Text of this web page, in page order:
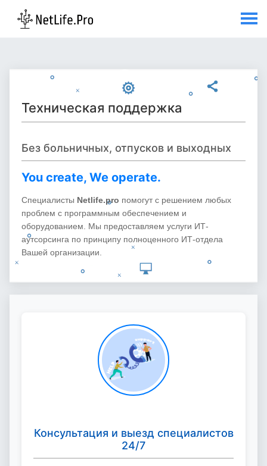
Техническая поддержка
Без больничных, отпусков и выходных
You create, We operate.
Специалисты Netlife.pro помогут с решением любых
проблем с программным обеспечением и
оборудованием. Мы предоставляем услуги ИТ-
аутсорсинга по принципу полноценного ИТ-отдела
Вашей организации.
Консультация и выезд специалистов
24/7